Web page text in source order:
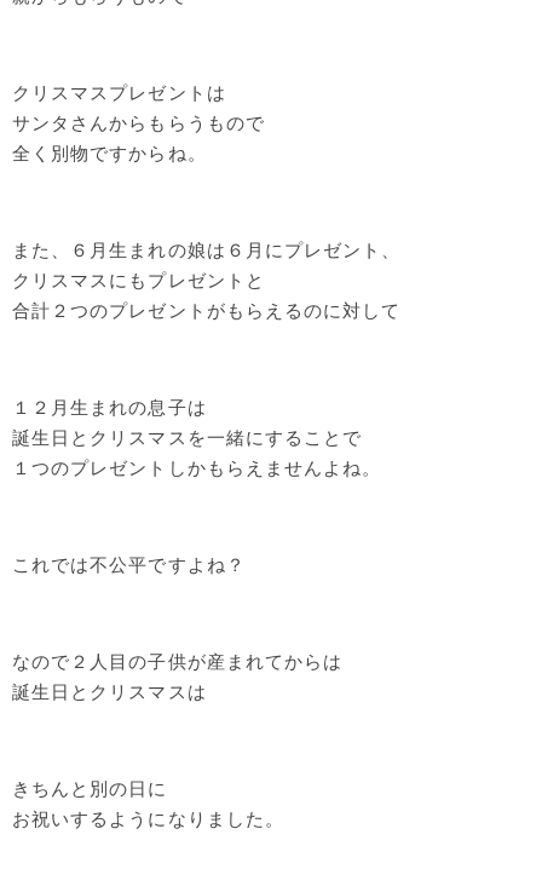
クリスマスプレゼントは
サンタさんからもらうもので
全く別物ですからね。
また、６月生まれの娘は６月にプレゼント、
クリスマスにもプレゼントと
合計２つのプレゼントがもらえるのに対して
１２月生まれの息子は
誕生日とクリスマスを一緒にすることで
１つのプレゼントしかもらえませんよね。
これでは不公平ですよね？
なので２人目の子供が産まれてからは
誕生日とクリスマスは
きちんと別の日に
お祝いするようになりました。